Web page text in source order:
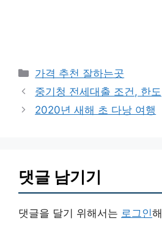
카
테
리
가격 추천 잘하는곳
중기청 전세대출 조건, 한
2020년 새해 초 다낭 여행
댓글 남기기
댓글을 달기 위해서는 로그인